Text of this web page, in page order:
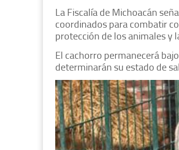
La Fiscalía de Michoacán
coordinados para combatir
protección de los animales y
El cachorro permanecerá
determinarán su estado de